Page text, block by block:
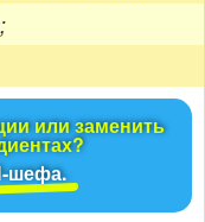
или заменить
шефа.